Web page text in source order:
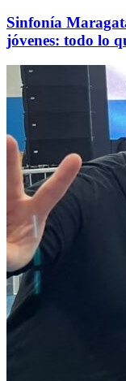
Sinfonía
jóvenes: todo lo